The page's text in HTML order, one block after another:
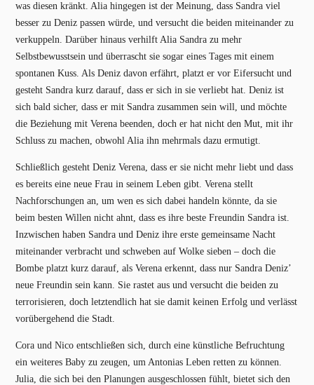
was diesen kränkt. Alia hingegen ist der Meinung, dass Sandra viel
besser zu Deniz passen würde, und versucht die beiden miteinander zu
verkuppeln. Darüber hinaus verhilft Alia Sandra zu mehr
Selbstbewusstsein und überrascht sie sogar eines Tages mit einem
spontanen Kuss. Als Deniz davon erfährt, platzt er vor Eifersucht und
gesteht Sandra kurz darauf, dass er sich in sie verliebt hat. Deniz ist
sich bald sicher, dass er mit Sandra zusammen sein will, und möchte
die Beziehung mit Verena beenden, doch er hat nicht den Mut, mit ihr
Schluss zu machen, obwohl Alia ihn mehrmals dazu ermutigt.
Schließlich gesteht Deniz Verena, dass er sie nicht mehr liebt und dass
es bereits eine neue Frau in seinem Leben gibt. Verena stellt
Nachforschungen an, um wen es sich dabei handeln könnte, da sie
beim besten Willen nicht ahnt, dass es ihre beste Freundin Sandra ist.
Inzwischen haben Sandra und Deniz ihre erste gemeinsame Nacht
miteinander verbracht und schweben auf Wolke sieben – doch die
Bombe platzt kurz darauf, als Verena erkennt, dass nur Sandra Deniz’
neue Freundin sein kann. Sie rastet aus und versucht die beiden zu
terrorisieren, doch letztendlich hat sie damit keinen Erfolg und verlässt
vorübergehend die Stadt.
Cora und Nico entschließen sich, durch eine künstliche Befruchtung
ein weiteres Baby zu zeugen, um Antonias Leben retten zu können.
Julia, die sich bei den Planungen ausgeschlossen fühlt, bietet sich den